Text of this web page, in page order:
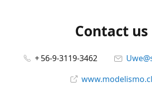
Contact us
+ 56-9-3119-3462
www.modelismo.cl